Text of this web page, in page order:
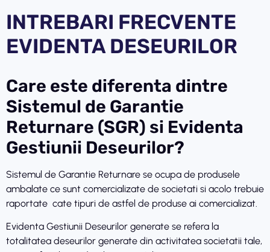
INTREBARI FRECVENTE
EVIDENTA DESEURILOR
Care este diferenta dintre
Sistemul de Garantie
Returnare (SGR) si Evidenta
Gestiunii Deseurilor?
Sistemul de Garantie Returnare se ocupa de produsele
ambalate ce sunt comercializate de societati si acolo trebuie
raportate cate tipuri de astfel de produse ai comercializat.
Evidenta Gestiunii Deseurilor generate se refera la
totalitatea deseurilor generate din activitatea societatii tale,